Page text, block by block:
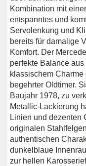
Kombination mit
entspanntes und
Servolenkung und
bereits für damalige
Komfort. Der
perfekte Balance
klassischem
begehrter Oldtimer. Silbergrauer Mercedes-Benz 250,
Baujahr 1978, zu
Metallic-Lackierung
Linien und dezenten
originalen
authentischen
dunkelblaue
zur hellen